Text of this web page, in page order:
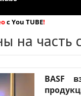
с You TUBE!
на часть
BASF